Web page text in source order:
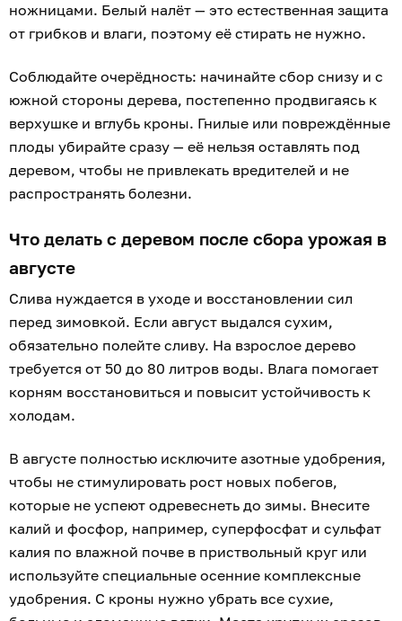
ножницами. Белый налёт — это естественная защита
от грибков и влаги, поэтому её стирать не нужно.
Соблюдайте очерёдность: начинайте сбор снизу и с
южной стороны дерева, постепенно продвигаясь к
верхушке и вглубь кроны. Гнилые или повреждённые
плоды убирайте сразу — её нельзя оставлять под
деревом, чтобы не привлекать вредителей и не
распространять болезни.
Что делать с деревом после сбора урожая в
августе
Слива нуждается в уходе и восстановлении сил
перед зимовкой. Если август выдался сухим,
обязательно полейте сливу. На взрослое дерево
требуется от 50 до 80 литров воды. Влага помогает
корням восстановиться и повысит устойчивость к
холодам.
В августе полностью исключите азотные удобрения,
чтобы не стимулировать рост новых побегов,
которые не успеют одревеснеть до зимы. Внесите
калий и фосфор, например, суперфосфат и сульфат
калия по влажной почве в приствольный круг или
используйте специальные осенние комплексные
удобрения. С кроны нужно убрать все сухие,